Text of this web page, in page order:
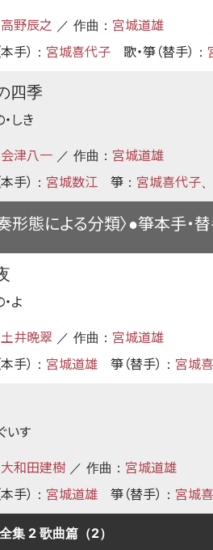
高野辰之 ／ 作曲： 宮城道雄
手） ： 宮城喜代子 歌・箏（替手） ：
四季
しき
会津八一 ／ 作曲： 宮城道雄
手） ： 宮城数江 箏 ： 宮城喜代子、
形態による分類〉●箏本手・
よ
土井晩翠 ／ 作曲： 宮城道雄
手） ： 宮城道雄 箏（替手） ： 宮城
いす
大和田建樹 ／ 作曲： 宮城道雄
手） ： 宮城道雄 箏（替手） ： 宮城
集 2 歌曲篇（2）